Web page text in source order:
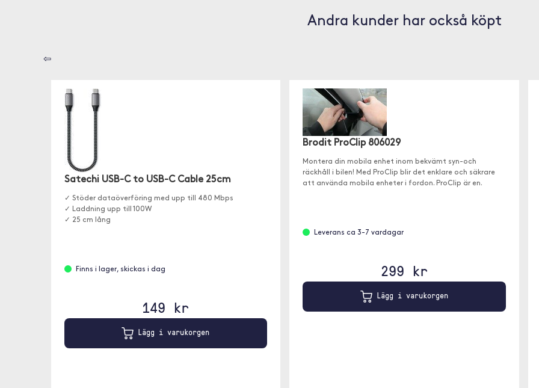
Andra kunder har också köpt
⇦
Satechi USB-C to USB-C Cable 25cm
✓ Stöder dataöverföring med upp till 480 Mbps
✓ Laddning upp till 100W
✓ 25 cm lång
Finns i lager, skickas i dag
149 kr
Lägg i varukorgen
Brodit ProClip 806029
Montera din mobila enhet inom bekvämt syn-och
räckhåll i bilen! Med ProClip blir det enklare och säkrare
att använda mobila enheter i fordon. ProClip är en.
Leverans ca 3-7 vardagar
299 kr
Lägg i varukorgen